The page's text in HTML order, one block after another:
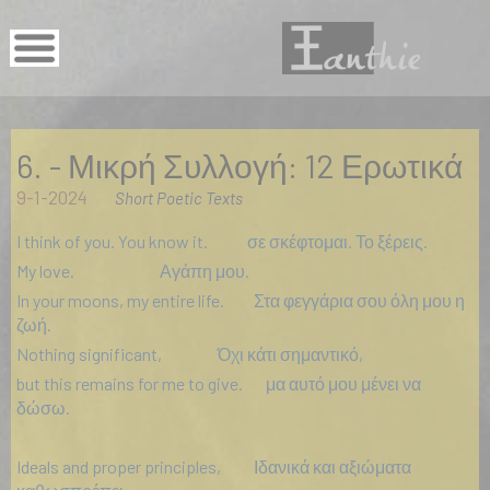
6. - Μικρή Συλλογή: 12 Ερωτικά
9-1-2024 Short Poetic Texts
I think of you. You know it. σε σκέφτομαι. Το ξέρεις.
My love. Αγάπη μου.
In your moons, my entire life. Στα φεγγάρια σου όλη μου η
ζωή.
Nothing significant, Όχι κάτι σημαντικό,
but this remains for me to give. μα αυτό μου μένει να
δώσω.
Ideals and proper principles, Ιδανικά και αξιώματα